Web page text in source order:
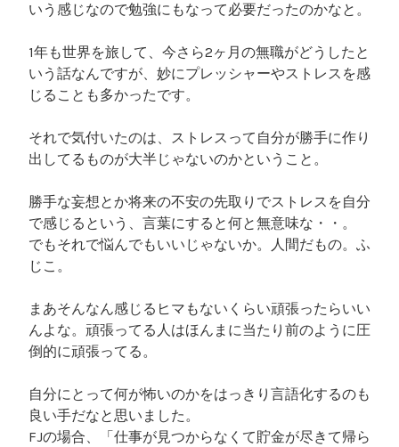
いう感じなので勉強にもなって必要だったのかなと。
1年も世界を旅して、今さら2ヶ月の無職がどうしたと
いう話なんですが、妙にプレッシャーやストレスを感
じることも多かったです。
それで気付いたのは、ストレスって自分が勝手に作り
出してるものが大半じゃないのかということ。
勝手な妄想とか将来の不安の先取りでストレスを自分
で感じるという、言葉にすると何と無意味な・・。
でもそれで悩んでもいいじゃないか。人間だもの。ふ
じこ。
まあそんなん感じるヒマもないくらい頑張ったらいい
んよな。頑張ってる人はほんまに当たり前のように圧
倒的に頑張ってる。
自分にとって何が怖いのかをはっきり言語化するのも
良い手だなと思いました。
FJの場合、「仕事が見つからなくて貯金が尽きて帰ら